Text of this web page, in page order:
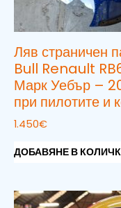
Ляв страничен
Bull Renault
Марк Уебър –
при пилотите и
1.450€
ДОБАВЯНЕ В